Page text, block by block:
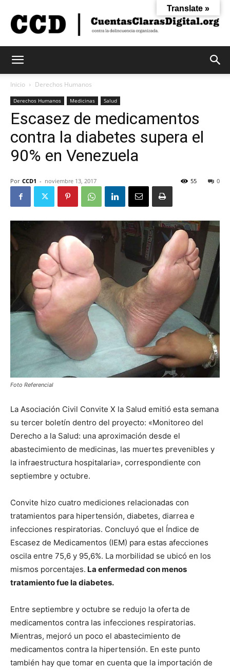
Claras
Digital
Inicio Derechos Humanos
Derechos Humanos Medicinas Salud
Escasez de medicamentos
contra la diabetes supera el
90% en Venezuela
Por CCD1 - noviembre 13, 2017 0
55
Foto Referencial
La Asociación Civil Convite X la Salud emitió esta semana
su tercer boletín dentro del proyecto: «Monitoreo del
Derecho a la Salud: una aproximación desde el
abastecimiento de medicinas, las muertes prevenibles y
la infraestructura hospitalaria», correspondiente con
septiembre y octubre.
Convite hizo cuatro mediciones relacionadas con
tratamientos para hipertensión, diabetes, diarrea e
infecciones respiratorias. Concluyó que el Índice de
Escasez de Medicamentos (IEM) para estas afecciones
oscila entre 75,6 y 95,6%. La morbilidad se ubicó en los
mismos porcentajes. La enfermedad con menos
tratamiento fue la diabetes.
Entre septiembre y octubre se redujo la oferta de
medicamentos contra las infecciones respiratorias.
Mientras, mejoró un poco el abastecimiento de
medicamentos contra la hipertensión. En este punto
también hay que tomar en cuenta que la importación de
Translate »